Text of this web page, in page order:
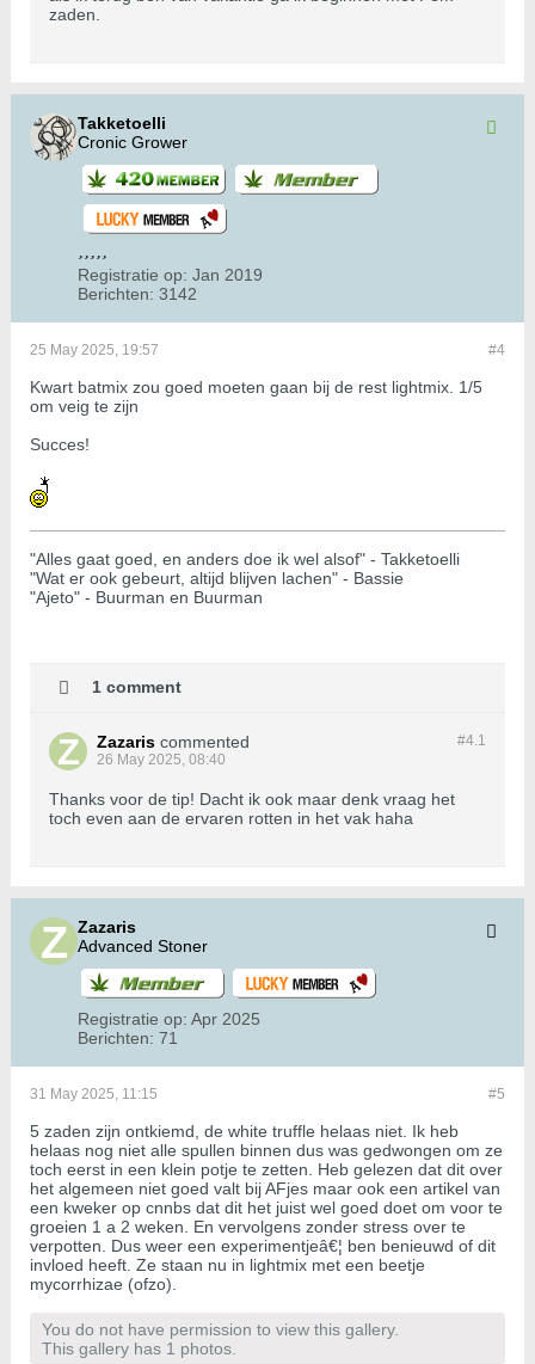
zaden.
Takketoelli
Cronic Grower
Registratie op: Jan 2019
Berichten: 3142
#4
25 May 2025, 19:57
Kwart batmix zou goed moeten gaan bij de rest lightmix. 1/5
om veig te zijn
Succes!
"Alles gaat goed, en anders doe ik wel alsof" - Takketoelli
"Wat er ook gebeurt, altijd blijven lachen" - Bassie
"Ajeto" - Buurman en Buurman
1 comment
#4.1
Zazaris commented
26 May 2025, 08:40
Thanks voor de tip! Dacht ik ook maar denk vraag het
toch even aan de ervaren rotten in het vak haha
Zazaris
Advanced Stoner
Registratie op: Apr 2025
Berichten: 71
#5
31 May 2025, 11:15
5 zaden zijn ontkiemd, de white truffle helaas niet. Ik heb
helaas nog niet alle spullen binnen dus was gedwongen om ze
toch eerst in een klein potje te zetten. Heb gelezen dat dit over
het algemeen niet goed valt bij AFjes maar ook een artikel van
een kweker op cnnbs dat dit het juist wel goed doet om voor te
groeien 1 a 2 weken. En vervolgens zonder stress over te
verpotten. Dus weer een experimentjeâ€¦ ben benieuwd of dit
invloed heeft. Ze staan nu in lightmix met een beetje
mycorrhizae (ofzo).
You do not have permission to view this gallery.
This gallery has 1 photos.